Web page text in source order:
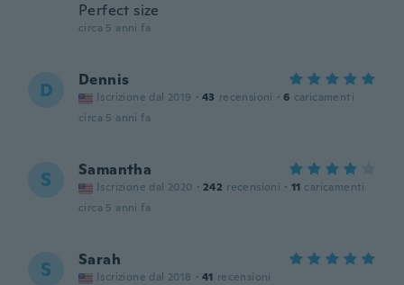
Perfect size
circa 5 anni fa
D Dennis
Iscrizione dal 2019 · 43 recensioni · 6 caricamenti
circa 5 anni fa
S Samantha
Iscrizione dal 2020 · 242 recensioni · 11 caricamenti
circa 5 anni fa
S Sarah
Iscrizione dal 2018 · 41 recensioni